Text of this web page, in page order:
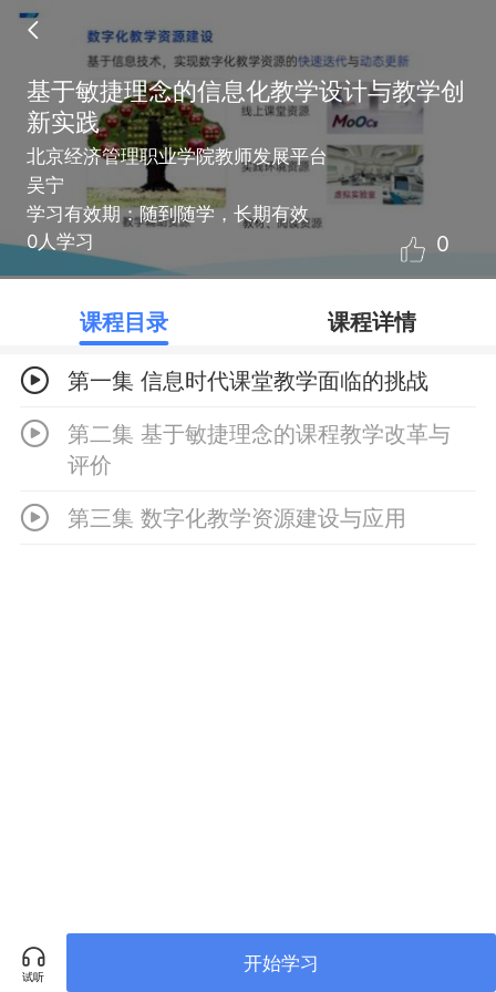
基于敏捷理念的信息化教学设计与教学创
新实践
北京经济管理职业学院教师发展平台
吴宁
学习有效期：随到随学，长期有效
0人学习
0
课程目录 课程详情
第一集 信息时代课堂教学面临的挑战
第二集 基于敏捷理念的课程教学改革与
评价
第三集 数字化教学资源建设与应用
试听
开始学习